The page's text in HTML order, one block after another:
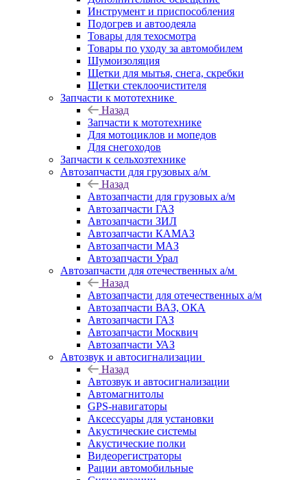
Инструмент и приспособления
Подогрев и автоодеяла
Товары для техосмотра
Товары по уходу за автомобилем
Шумоизоляция
Щетки для мытья, снега, скребки
Щетки стеклоочистителя
Запчасти к мототехнике
Назад
Запчасти к мототехнике
Для мотоциклов и мопедов
Для снегоходов
Запчасти к сельхозтехнике
Автозапчасти для грузовых а/м
Назад
Автозапчасти для грузовых а/м
Автозапчасти ГАЗ
Автозапчасти ЗИЛ
Автозапчасти КАМАЗ
Автозапчасти МАЗ
Автозапчасти Урал
Автозапчасти для отечественных а/м
Назад
Автозапчасти для отечественных а/м
Автозапчасти ВАЗ, ОКА
Автозапчасти ГАЗ
Автозапчасти Москвич
Автозапчасти УАЗ
Автозвук и автосигнализации
Назад
Автозвук и автосигнализации
Автомагнитолы
GPS-навигаторы
Аксессуары для установки
Акустические системы
Акустические полки
Видеорегистраторы
Рации автомобильные